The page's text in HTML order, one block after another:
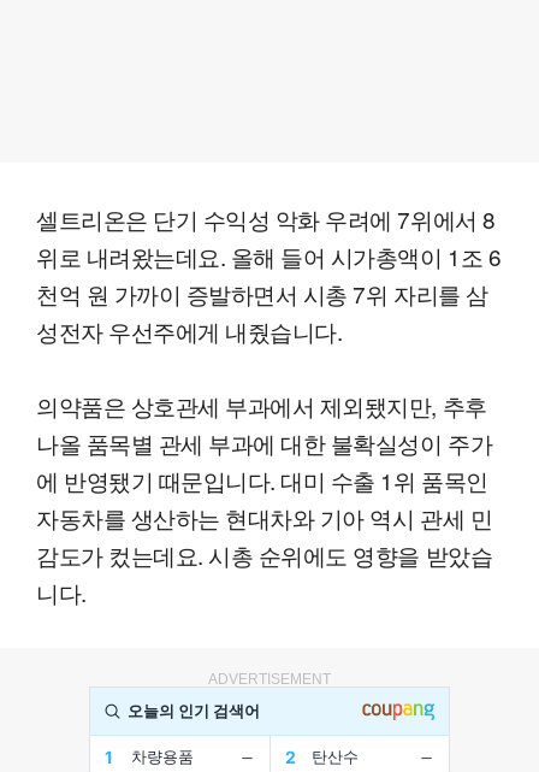
셀트리온은 단기 수익성 악화 우려에 7위에서 8
위로 내려왔는데요. 올해 들어 시가총액이 1조 6
천억 원 가까이 증발하면서 시총 7위 자리를 삼
성전자 우선주에게 내줬습니다.
의약품은 상호관세 부과에서 제외됐지만, 추후
나올 품목별 관세 부과에 대한 불확실성이 주가
에 반영됐기 때문입니다. 대미 수출 1위 품목인
자동차를 생산하는 현대차와 기아 역시 관세 민
감도가 컸는데요. 시총 순위에도 영향을 받았습
니다.
ADVERTISEMENT